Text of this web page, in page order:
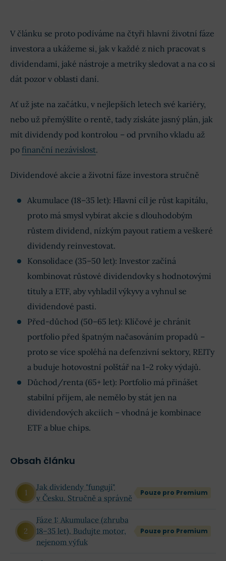
V článku se proto podíváme na čtyři hlavní životní fáze
investora a ukážeme si, jak v každé z nich pracovat s
dividendami, jaké nástroje a metriky sledovat a na co si
dát pozor v oblasti daní.
Ať už jste na začátku, v nejlepších letech své kariéry,
nebo už přemýšlíte o rentě, tady získáte jasný plán, jak
mít dividendy pod kontrolou – od prvního vkladu až
po finanční nezávislost.
Dividendové akcie a životní fáze investora stručně
Akumulace (18–35 let): Hlavní cíl je růst kapitálu,
proto má smysl vybírat akcie s dlouhodobým
růstem dividend, nízkým payout ratiem a veškeré
dividendy reinvestovat.
Konsolidace (35–50 let): Investor začíná
kombinovat růstové dividendovky s hodnotovými
tituly a ETF, aby vyhladil výkyvy a vyhnul se
dividendové pasti.
Před-důchod (50–65 let): Klíčové je chránit
portfolio před špatným načasováním propadů –
proto se více spoléhá na defenzivní sektory, REITy
a buduje hotovostní polštář na 1–2 roky výdajů.
Důchod/renta (65+ let): Portfolio má přinášet
stabilní příjem, ale nemělo by stát jen na
dividendových akciích – vhodná je kombinace
ETF a blue chips.
Obsah článku
Jak dividendy "fungují"
v Česku. Stručně a správně
Pouze pro Premium
Fáze 1: Akumulace (zhruba
18–35 let). Budujte motor,
nejenom výfuk
Pouze pro Premium